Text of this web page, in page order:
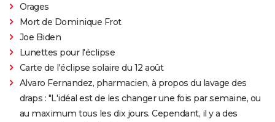
Orages
Mort de Dominique Frot
Joe Biden
Lunettes pour l'éclipse
Carte de l'éclipse solaire du 12 août
Alvaro Fernandez, pharmacien, à propos du lavage des
draps : "L'idéal est de les changer une fois par semaine, ou
au maximum tous les dix jours. Cependant, il y a des